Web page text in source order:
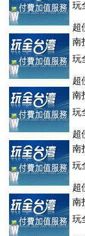
玩
超
登、訂房系統、客
南
玩
超
登、訂房系統、客
南
玩
超
登、訂房系統、客
南
玩
超
登、訂房系統、客
南
玩